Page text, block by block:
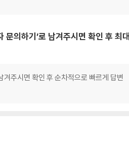
의하기’로 남겨주시면 확인 후 최대
주시면 확인 후 순차적으로 빠르게 답변